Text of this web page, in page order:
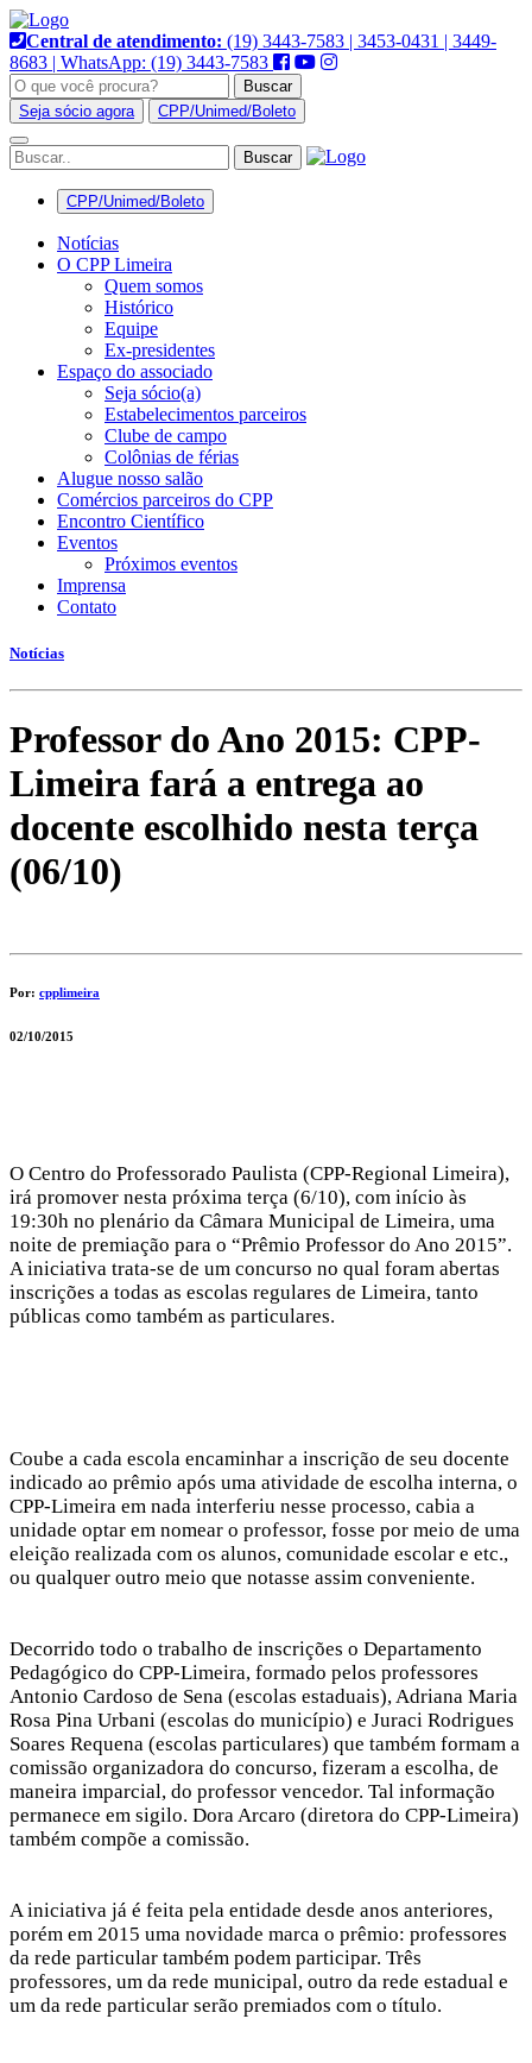
Pular
para
o
conteúdo
Central de atendimento: (19) 3443-7583 | 3453-0431 | 3449-
8683 | WhatsApp: (19) 3443-7583
Buscar
Seja sócio agora
CPP/Unimed/Boleto
Alternar
navegação
CPP/Unimed/Boleto
Notícias
O CPP Limeira
Quem somos
Histórico
Equipe
Ex-presidentes
Espaço do associado
Seja sócio(a)
Estabelecimentos parceiros
Clube de campo
Colônias de férias
Alugue nosso salão
Comércios parceiros do CPP
Encontro Científico
Eventos
Próximos eventos
Imprensa
Contato
Notícias
Professor do Ano 2015: CPP-
Limeira fará a entrega ao
docente escolhido nesta terça
(06/10)
Por: cpplimeira
02/10/2015
O Centro do Professorado Paulista (CPP-Regional Limeira),
irá promover nesta próxima terça (6/10), com início às
19:30h no plenário da Câmara Municipal de Limeira, uma
noite de premiação para o “Prêmio Professor do Ano 2015”.
A iniciativa trata-se de um concurso no qual foram abertas
inscrições a todas as escolas regulares de Limeira, tanto
públicas como também as particulares.
Coube a cada escola encaminhar a inscrição de seu docente
indicado ao prêmio após uma atividade de escolha interna, o
CPP-Limeira em nada interferiu nesse processo, cabia a
unidade optar em nomear o professor, fosse por meio de uma
eleição realizada com os alunos, comunidade escolar e etc.,
ou qualquer outro meio que notasse assim conveniente.
Decorrido todo o trabalho de inscrições o Departamento
Pedagógico do CPP-Limeira, formado pelos professores
Antonio Cardoso de Sena (escolas estaduais), Adriana Maria
Rosa Pina Urbani (escolas do município) e Juraci Rodrigues
Soares Requena (escolas particulares) que também formam a
comissão organizadora do concurso, fizeram a escolha, de
maneira imparcial, do professor vencedor. Tal informação
permanece em sigilo. Dora Arcaro (diretora do CPP-Limeira)
também compõe a comissão.
A iniciativa já é feita pela entidade desde anos anteriores,
porém em 2015 uma novidade marca o prêmio: professores
da rede particular também podem participar. Três
professores, um da rede municipal, outro da rede estadual e
um da rede particular serão premiados com o título.